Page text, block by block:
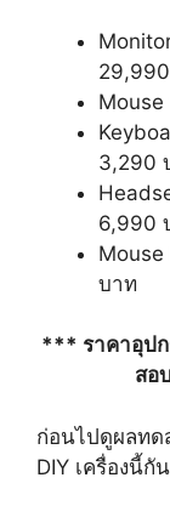
Mouse
3,290
6,990
Mouse
บาท
*** ราคาอุปก
สอ
ก่อนไปดูผลทด
DIY เครื่องนี้กัน